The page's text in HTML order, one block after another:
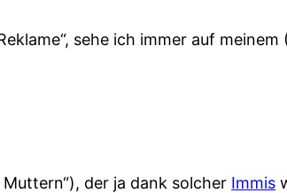
sehe ich immer auf
der ja dank solcher Immis